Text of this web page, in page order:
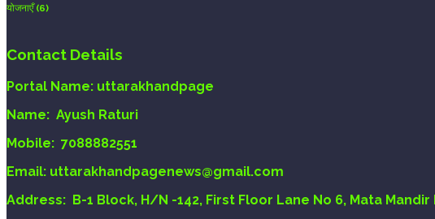
योजनाएँ(6)
Contact Details
Portal Name: uttarakhandpage
Name: Ayush Raturi
Mobile: 7088882551
Email: uttarakhandpagenews@gmail.com
Address: B-1 Block, H/N -142, First Floor Lane No 6, Mata